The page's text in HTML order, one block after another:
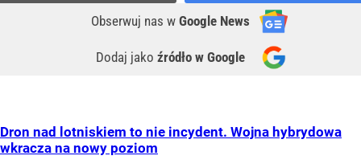
Obserwuj nas w Google News
Dodaj jako źródło w Google
Dron nad lotniskiem to nie incydent. Wojna hybrydowa
wkracza na nowy poziom